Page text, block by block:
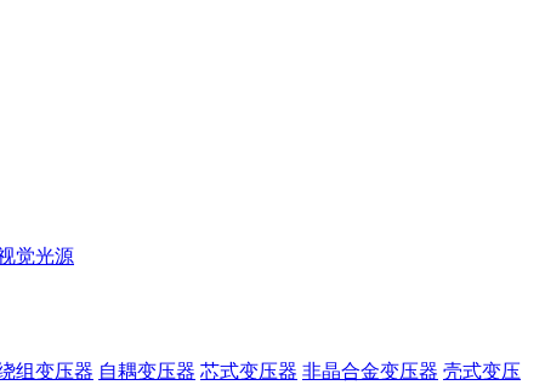
觉光源
组变压器 自耦变压器 芯式变压器 非晶合金变压器 壳式变压